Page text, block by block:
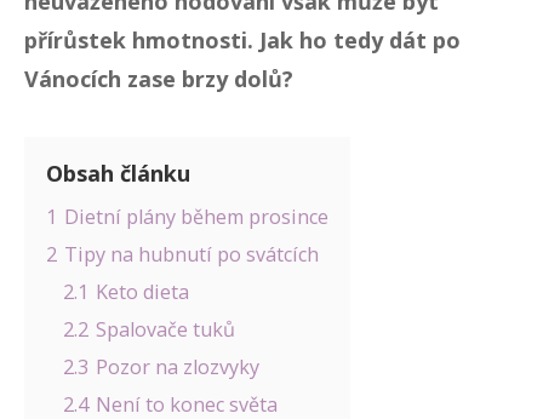
přírůstek hmotnosti. Jak ho tedy dát po
Vánocích zase brzy dolů?
Obsah článku
1 Dietní plány během prosince
2 Tipy na hubnutí po svátcích
2.1 Keto dieta
2.2 Spalovače tuků
2.3 Pozor na zlozvyky
2.4 Není to konec světa